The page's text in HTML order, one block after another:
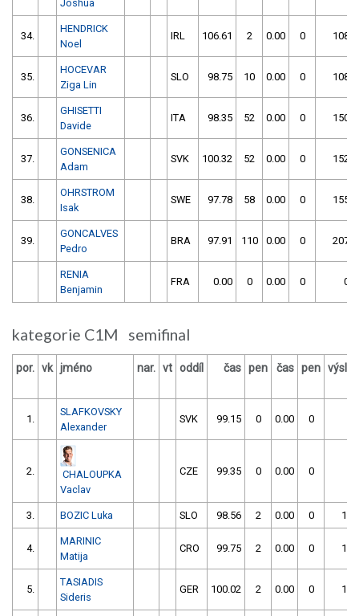
Joshua
34.
HENDRICK
Noel
IRL 106.61 2 0.00 0
35.
HOCEVAR
Ziga Lin
SLO 98.75 10 0.00 0
36.
GHISETTI
Davide
ITA 98.35 52 0.00 0
37.
GONSENICA
Adam
SVK 100.32 52 0.00 0
38.
OHRSTROM
Isak
SWE 97.78 58 0.00 0
39.
GONCALVES
Pedro
BRA 97.91 110 0.00 0
RENIA
Benjamin
FRA 0.00 0 0.00 0
kategorie C1M semifinal
por. vk jméno nar. vt oddíl čas pen čas pen
1.
SLAFKOVSKY
Alexander
SVK 99.15 0 0.00 0
2.
CHALOUPKA
Vaclav
CZE 99.35 0 0.00 0
3. BOZIC Luka SLO 98.56 2 0.00 0
4.
MARINIC
Matija
CRO 99.75 2 0.00 0
5.
TASIADIS
Sideris
GER 100.02 2 0.00 0